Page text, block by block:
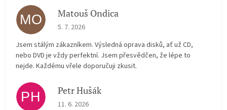
MO Matouš Ondica
The store rating is 5 out of 5 stars.
5. 7. 2026
Jsem stálým zákazníkem. Výsledná oprava disků, ať už CD,
nebo DVD je vždy perfektní. Jsem přesvědčen, že lépe to
nejde. Každému vřele doporučuji zkusit.
PH Petr Hušák
The store rating is 5 out of 5 stars.
11. 6. 2026